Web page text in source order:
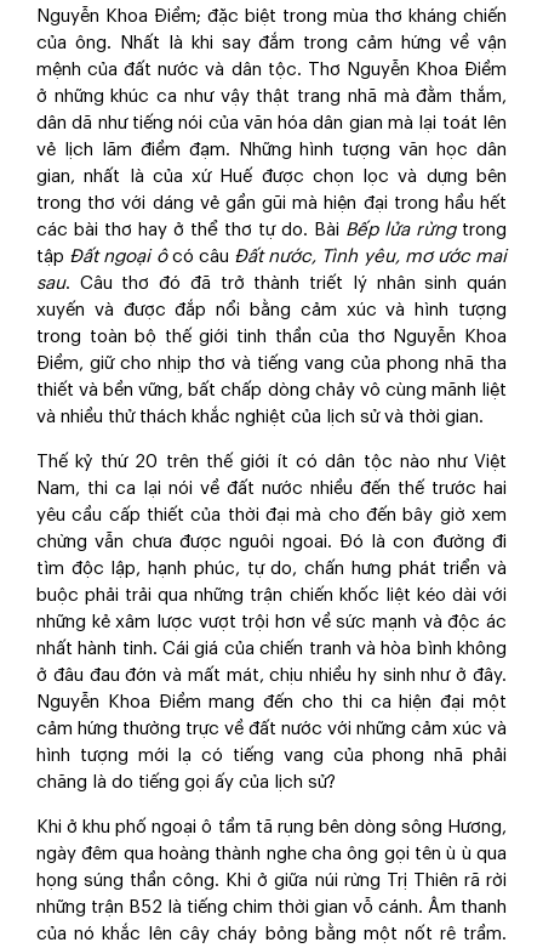
Nguyễn Khoa Điềm; đặc biệt trong mùa thơ kháng chiến
của ông. Nhất là khi say đắm trong cảm hứng về vận
mệnh của đất nước và dân tộc. Thơ Nguyễn Khoa Điềm
ở những khúc ca như vậy thật trang nhã mà đằm thắm,
dân dã như tiếng nói của văn hóa dân gian mà lại toát lên
vẻ lịch lãm điềm đạm. Những hình tượng văn học dân
gian, nhất là của xứ Huế được chọn lọc và dựng bên
trong thơ với dáng vẻ gần gũi mà hiện đại trong hầu hết
các bài thơ hay ở thể thơ tự do. Bài Bếp lửa rừngtrong
tập Đất ngoại ôcó câu Đất nước, Tình yêu, mơ ước mai
sau. Câu thơ đó đã trở thành triết lý nhân sinh quán
xuyến và được đắp nổi bằng cảm xúc và hình tượng
trong toàn bộ thế giới tinh thần của thơ Nguyễn Khoa
Điềm, giữ cho nhịp thơ và tiếng vang của phong nhã tha
thiết và bền vững, bất chấp dòng chảy vô cùng mãnh liệt
và nhiều thử thách khắc nghiệt của lịch sử và thời gian.
Thế kỷ thứ 20 trên thế giới ít có dân tộc nào như Việt
Nam, thi ca lại nói về đất nước nhiều đến thế trước hai
yêu cầu cấp thiết của thời đại mà cho đến bây giờ xem
chừng vẫn chưa được nguôi ngoai. Đó là con đường đi
tìm độc lập, hạnh phúc, tự do, chấn hưng phát triển và
buộc phải trải qua những trận chiến khốc liệt kéo dài với
những kẻ xâm lược vượt trội hơn về sức mạnh và độc ác
nhất hành tinh. Cái giá của chiến tranh và hòa bình không
ở đâu đau đớn và mất mát, chịu nhiều hy sinh như ở đây.
Nguyễn Khoa Điềm mang đến cho thi ca hiện đại một
cảm hứng thường trực về đất nước với những cảm xúc và
hình tượng mới lạ có tiếng vang của phong nhã phải
chăng là do tiếng gọi ấy của lịch sử?
Khi ở khu phố ngoại ô tầm tã rụng bên dòng sông Hương,
ngày đêm qua hoàng thành nghe cha ông gọi tên ù ù qua
họng súng thần công. Khi ở giữa núi rừng Trị Thiên rã rời
những trận B52 là tiếng chim thời gian vỗ cánh. Âm thanh
của nó khắc lên cây cháy bỏng bằng một nốt rê trầm.